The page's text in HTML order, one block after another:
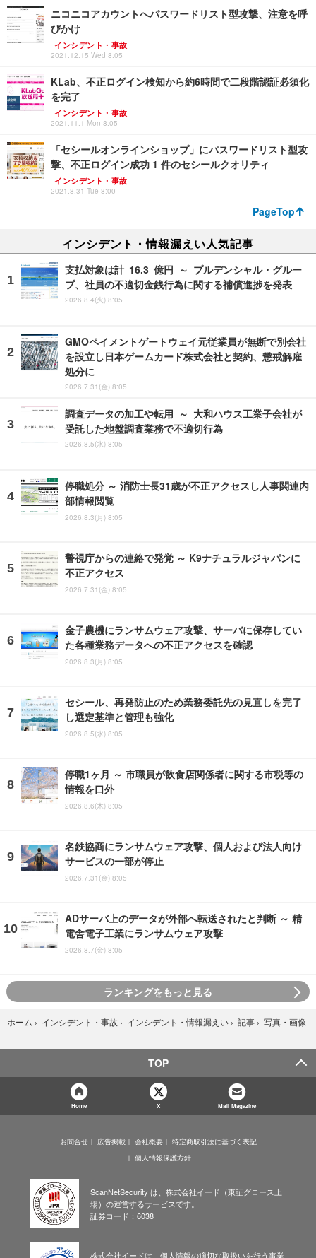
ニコニコアカウントへパスワードリスト型攻撃、注意を呼
びかけ
インシデント・事故
2021.12.15 Wed 8:05
KLab、不正ログイン検知から約6時間で二段階認証必須化
を完了
インシデント・事故
2021.11.1 Mon 8:05
「セシールオンラインショップ」にパスワードリスト型攻
撃、不正ログイン成功 1 件のセシールクオリティ
インシデント・事故
2021.8.31 Tue 8:00
PageTop
インシデント・情報漏えい人気記事
支払対象は計 16.3 億円 ～ プルデンシャル・グルー
プ、社員の不適切金銭行為に関する補償進捗を発表
2026.8.4(火) 8:05
GMOペイメントゲートウェイ元従業員が無断で別会社
を設立し日本ゲームカード株式会社と契約、懲戒解雇
処分に
2026.7.31(金) 8:05
調査データの加工や転用 ～ 大和ハウス工業子会社が
受託した地盤調査業務で不適切行為
2026.8.5(水) 8:05
停職処分 ～ 消防士長31歳が不正アクセスし人事関連内
部情報閲覧
2026.8.3(月) 8:05
警視庁からの連絡で発覚 ～ K9ナチュラルジャパンに
不正アクセス
2026.7.31(金) 8:05
金子農機にランサムウェア攻撃、サーバに保存してい
た各種業務データへの不正アクセスを確認
2026.8.3(月) 8:05
セシール、再発防止のため業務委託先の見直しを完了
し選定基準と管理も強化
2026.8.5(水) 8:05
停職1ヶ月 ～ 市職員が飲食店関係者に関する市税等の
情報を口外
2026.8.6(木) 8:05
名鉄協商にランサムウェア攻撃、個人および法人向け
サービスの一部が停止
2026.7.31(金) 8:05
ADサーバ上のデータが外部へ転送されたと判断 ～ 精
電舎電子工業にランサムウェア攻撃
2026.8.7(金) 8:05
ランキングをもっと見る
ホーム › インシデント・事故 › インシデント・情報漏えい › 記事 › 写真・画像
TOP
Home X Mail Magazine
お問合せ 広告掲載 会社概要
特定商取引法に基づく表記
個人情報保護方針
ScanNetSecurity は、株式会社イード（東証グロース上
場）の運営するサービスです。
証券コード：6038
株式会社イードは、個人情報の適切な取扱いを行う事業